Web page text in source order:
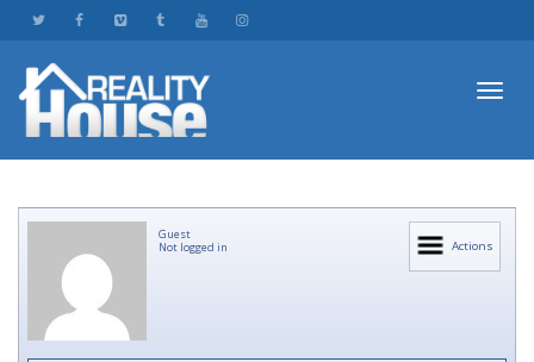
Actions
Guest
Not logged in